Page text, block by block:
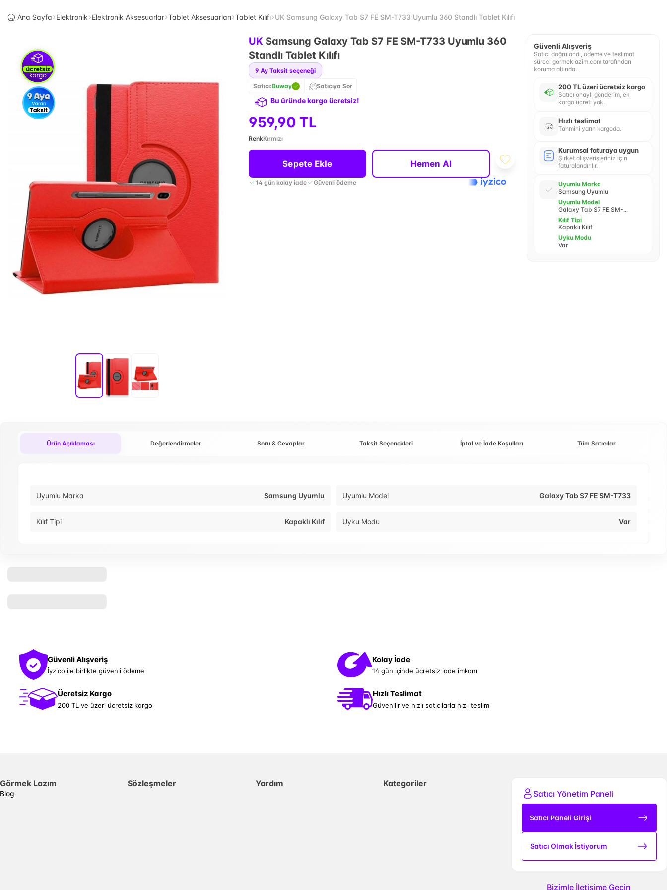
Ana Sayfa Elektronik Elektronik Aksesuarlar Tablet Aksesuarları Tablet Kılıfı UK Samsung Galaxy Tab S7 FE SM-T733 Uyumlu 360 Standlı Tablet Kılıfı
UK Samsung Galaxy Tab S7 FE SM-T733 Uyumlu 360
Standlı Tablet Kılıfı
9 Ay Taksit seçeneği
Satıcı:Buway Satıcıya Sor
Bu üründe kargo ücretsiz!
959,90 TL
RenkKırmızı
Sepete Ekle Hemen Al
14 gün kolay iade Güvenli ödeme
Güvenli Alışveriş
Satıcı doğrulandı, ödeme ve teslimat
süreci gormeklazim.com tarafından
koruma altında.
200 TL üzeri ücretsiz kargo
Satıcı onaylı gönderim, ek
kargo ücreti yok.
Hızlı teslimat
Tahmini yarın kargoda.
Kurumsal faturaya uygun
Şirket alışverişleriniz için
faturalandırılır.
Uyumlu Marka
Samsung Uyumlu
Uyumlu Model
Galaxy Tab S7 FE SM-...
Kılıf Tipi
Kapaklı Kılıf
Uyku Modu
Var
Ürün Açıklaması Değerlendirmeler Soru & Cevaplar Taksit Seçenekleri İptal ve İade Koşulları Tüm Satıcılar
Uyumlu Marka Samsung Uyumlu Uyumlu Model Galaxy Tab S7 FE SM-T733
Kılıf Tipi Kapaklı Kılıf Uyku Modu Var
Güvenli Alışveriş
İyzico ile birlikte güvenli ödeme
Kolay İade
14 gün içinde ücretsiz iade imkanı
Ücretsiz Kargo
200 TL ve üzeri ücretsiz kargo
Hızlı Teslimat
Güvenilir ve hızlı satıcılarla hızlı teslim
Görmek Lazım
Blog
Sözleşmeler Yardım
Kategoriler
Satıcı Yönetim Paneli
Satıcı Paneli Girişi
Satıcı Olmak İstiyorum
Bizimle İletişime Geçin